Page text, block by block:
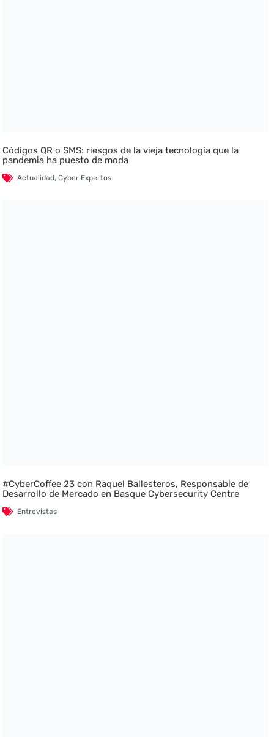
Códigos QR o SMS: riesgos de la vieja tecnología que la
pandemia ha puesto de moda
Actualidad,Cyber Expertos
#CyberCoffee 23 con Raquel Ballesteros, Responsable de
Desarrollo de Mercado en Basque Cybersecurity Centre
Entrevistas